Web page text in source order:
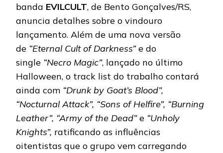
banda EVILCULT, de Bento Gonçalves/RS,
anuncia detalhes sobre o vindouro
lançamento. Além de uma nova versão
de “Eternal Cult of Darkness”e do
single “Necro Magic”, lançado no último
Halloween, o track list do trabalho contará
ainda com “Drunk by Goat’s Blood”,
“Nocturnal Attack”, “Sons of Helfire”, “Burning
Leather”, “Army of the Dead”e “Unholy
Knights”, ratificando as influências
oitentistas que o grupo vem carregando